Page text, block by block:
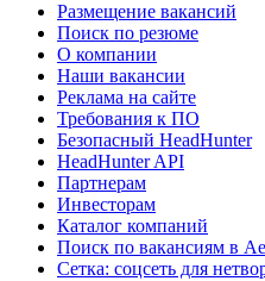
Размещение вакансий
Поиск по резюме
О компании
Наши вакансии
Реклама на сайте
Требования к ПО
Безопасный HeadHunter
HeadHunter API
Партнерам
Инвесторам
Каталог компаний
Поиск по вакансиям в Ае
Сетка: соцсеть для